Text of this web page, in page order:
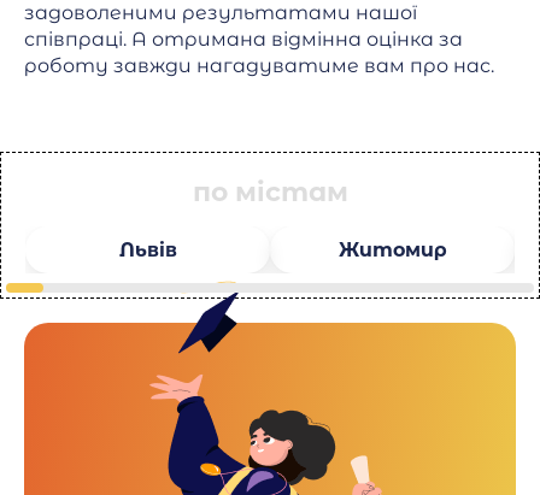
задоволеними результатами нашої
співпраці. А отримана відмінна оцінка за
роботу завжди нагадуватиме вам про нас.
по містам
Львів Житомир